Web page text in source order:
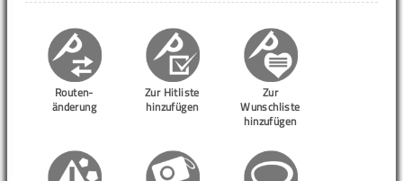
Routen-
änderung
Zur Hitliste
hinzufügen
Zur
Wunschliste
hinzufügen